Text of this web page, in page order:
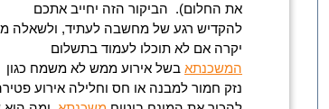
את החלום). הביקור הזה יחייב אתכם
להקדיש רגע של מחשבה לעתיד, ולשאלה
יקרה אם לא תוכלו לעמוד בתשלום
המשכנתא בשל אירוע ממש לא משמח כגון
נזק חמור למבנה או חס וחלילה אירוע